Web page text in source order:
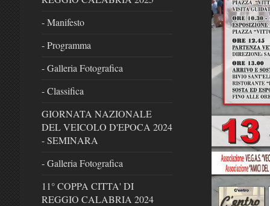
- Manifesto
- Programma
- Galleria Fotografica
- Classifica
GIORNATA NAZIONALE
DEL VEICOLO D'EPOCA 2024
- SEMINARA
- Galleria Fotografica
11° COPPA CITTA' DI
REGGIO CALABRIA 2024